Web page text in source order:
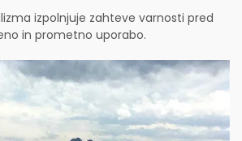
izpolnjuje zahteve varnosti pred
in prometno uporabo.